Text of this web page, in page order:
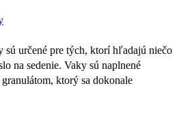
sú určené pre tých, ktorí hľadajú niečo
na sedenie. Vaky sú naplnené
ktorý sa dokonale